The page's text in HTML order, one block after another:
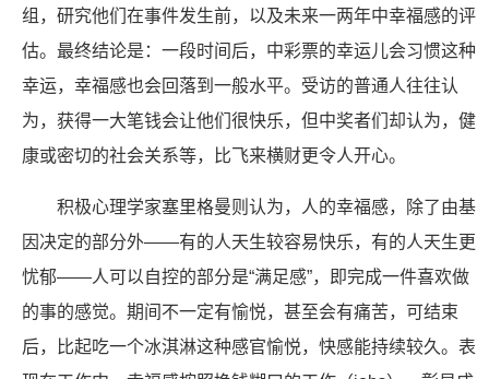
组，研究他们在事件发生前，以及未来一两年中幸福感的评
估。最终结论是：一段时间后，中彩票的幸运儿会习惯这种
幸运，幸福感也会回落到一般水平。受访的普通人往往认
为，获得一大笔钱会让他们很快乐，但中奖者们却认为，健
康或密切的社会关系等，比飞来横财更令人开心。
积极心理学家塞里格曼则认为，人的幸福感，除了由基
因决定的部分外——有的人天生较容易快乐，有的人天生更
忧郁——人可以自控的部分是“满足感”，即完成一件喜欢做
的事的感觉。期间不一定有愉悦，甚至会有痛苦，可结束
后，比起吃一个冰淇淋这种感官愉悦，快感能持续较久。表